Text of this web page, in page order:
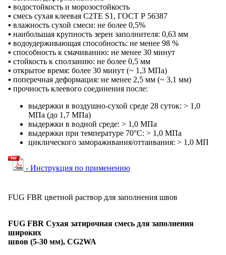
▪ водостойкость и морозостойкость
▪ смесь сухая клеевая С2ТЕ S1, ГОСТ Р 56387
▪ влажность сухой смеси: не более 0,5%
▪ наибольшая крупность зерен заполнителя: 0,63 мм
▪ водоудерживающая способность: не менее 98 %
▪ способность к смачиванию: не менее 30 минут
▪ стойкость к сползанию: не более 0,5 мм
▪ открытое время: более 30 минут (~ 1,3 МПа)
▪ поперечная деформация: не менее 2,5 мм (~ 3,1 мм)
▪ прочность клеевого соединения после:
выдержки в воздушно-сухой среде 28 суток: > 1,0
МПа (до 1,7 МПа)
выдержки в водной среде: > 1,0 МПа
выдержки при температуре 70°C: > 1,0 МПа
циклического замораживания/оттаивания: > 1,0 МП
- Инструкция по применению
FUG FBR цветной раствор для заполнения швов
FUG FBR Сухая затирочная смесь для заполнения
широких
швов (5-30 мм), CG2WA